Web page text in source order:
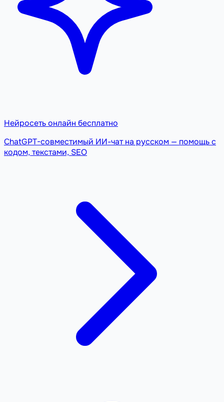
Нейросеть онлайн бесплатно
ChatGPT-совместимый ИИ-чат на русском — помощь с
кодом, текстами, SEO